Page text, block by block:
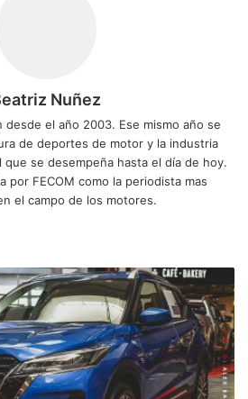
Nuñez
el año 2003. Ese mismo año se
de deportes de motor y la industria
se desempeña hasta el día de hoy.
por FECOM como la periodista mas
el campo de los motores.